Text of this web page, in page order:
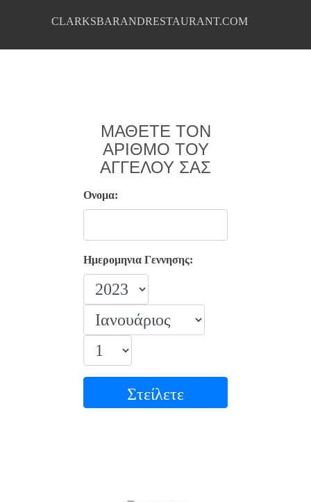
CLARKSBARANDRESTAURANT.COM
ΜΆΘΕΤΕ ΤΟΝ
ΑΡΙΘΜΌ ΤΟΥ
ΑΓΓΈΛΟΥ ΣΑΣ
Ονομα:
Ημερομηνια Γεννησης:
Στείλετε